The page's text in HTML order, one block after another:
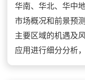
华南、华北、华中
市场概况和前景预
主要区域的机遇及
应用进行细分分析